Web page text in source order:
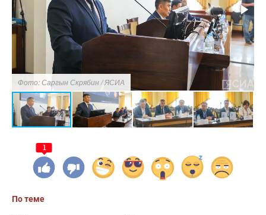
Фото: Саргын Скрябин / ЯСИА
1
По теме